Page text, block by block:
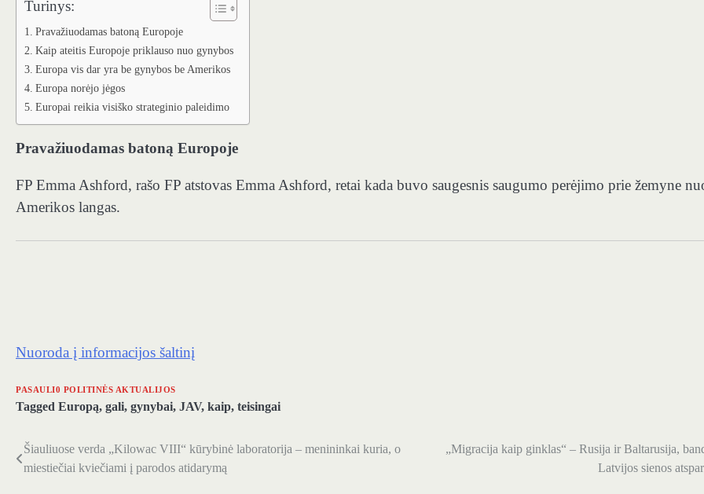
Turinys:
Pravažiuodamas batoną Europoje
Kaip ateitis Europoje priklauso nuo gynybos
Europa vis dar yra be gynybos be Amerikos
Europa norėjo jėgos
Europai reikia visiško strateginio paleidimo
Pravažiuodamas batoną Europoje
FP Emma Ashford, rašo FP atstovas Emma Ashford, retai kada buvo saugesnis saugumo perėjimo prie žemyne
Amerikos langas.
Nuoroda į informacijos šaltinį
PASAULI0 POLITINĖS AKTUALIJOS
Tagged Europą, gali, gynybai, JAV, kaip, teisingai
Navigacija
Šiauliuose verda „Kilowac VIII“ kūrybinė laboratorija – menininkai kuria, o
miestiečiai kviečiami į parodos atidarymą
„Migracija kaip ginklas“ – Rusija ir Baltarusija,
Latvijos sienos